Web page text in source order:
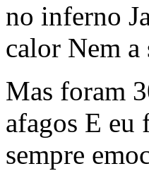
no inferno
calor Nem a
Mas foram
afagos E eu
sempre